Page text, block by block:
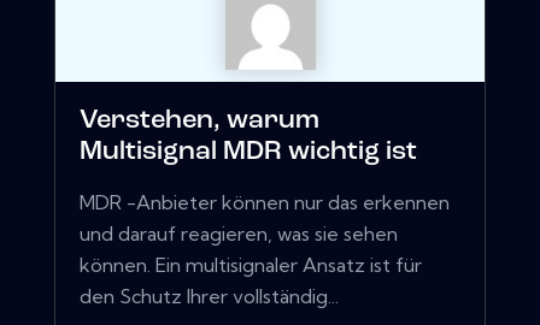
Verstehen, warum
Multisignal MDR wichtig ist
MDR -Anbieter können nur das erkennen
und darauf reagieren, was sie sehen
können. Ein multisignaler Ansatz ist für
den Schutz Ihrer vollständig...